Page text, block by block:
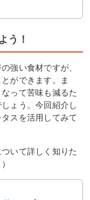
う！
強い食材ですが、
ができます。ま
って苦味も減るた
ょう。今回紹介し
スを活用してみて
いて詳しく知りた